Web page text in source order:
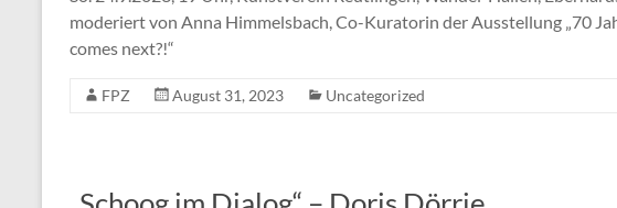
moderiert von Anna Himmelsbach, Co-Kuratorin der Ausstellung „70
comes next?!“
FPZ August 31, 2023 Uncategorized